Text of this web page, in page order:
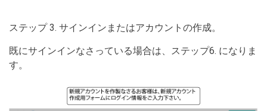
ステップ 3. サインインまたはアカウントの作成。
既にサインインなさっている場合は、ステップ6. になりま
す。